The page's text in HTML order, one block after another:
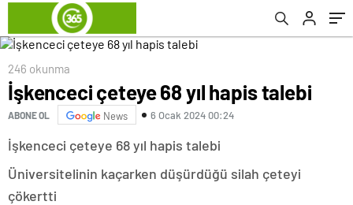
246 okunma
İşkenceci çeteye 68 yıl hapis talebi
ABONE OL News 6 Ocak 2024 00:24
İşkenceci çeteye 68 yıl hapis talebi
Üniversitelinin kaçarken düşürdüğü silah çeteyi
çökertti